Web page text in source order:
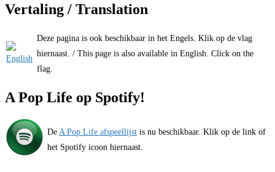
Vertaling / Translation
Deze pagina is ook beschikbaar in het Engels. Klik op de vlag
hiernaast. / This page is also available in English. Click on the
flag.
A Pop Life op Spotify!
De A Pop Life afspeellijst is nu beschikbaar. Klik op de link of
het Spotify icoon hiernaast.